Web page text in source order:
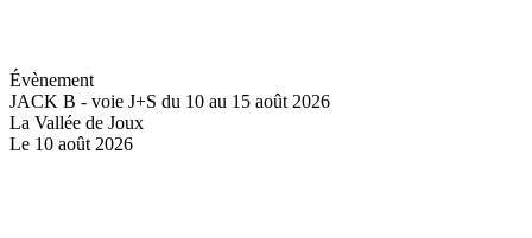
Évènement
JACK B - voie J+S du 10 au 15 août 2026
La Vallée de Joux
Le 10 août 2026